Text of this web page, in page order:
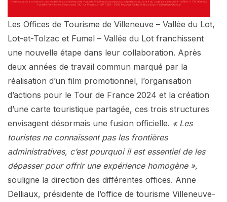
Les Offices de Tourisme de Villeneuve – Vallée du Lot,
Lot-et-Tolzac et Fumel – Vallée du Lot franchissent
une nouvelle étape dans leur collaboration. Après
deux années de travail commun marqué par la
réalisation d’un film promotionnel, l’organisation
d’actions pour le Tour de France 2024 et la création
d’une carte touristique partagée, ces trois structures
envisagent désormais une fusion officielle. « Les
touristes ne connaissent pas les frontières
administratives, c’est pourquoi il est essentiel de les
dépasser pour offrir une expérience homogène »,
souligne la direction des différentes offices. Anne
Delliaux, présidente de l’office de tourisme Villeneuve-